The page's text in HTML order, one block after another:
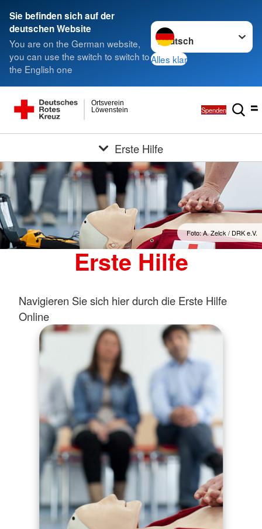
Sie befinden sich auf der
deutschen Website
You are on the German website,
you can use the switch to switch to
the English one
Sprache wechseln zu
Alles klar
Löwenstein
Ortsverein
Spenden
Erste Hilfe
Foto: A. Zelck / DRK e.V.
Erste Hilfe
Navigieren Sie sich hier durch die Erste Hilfe
Online